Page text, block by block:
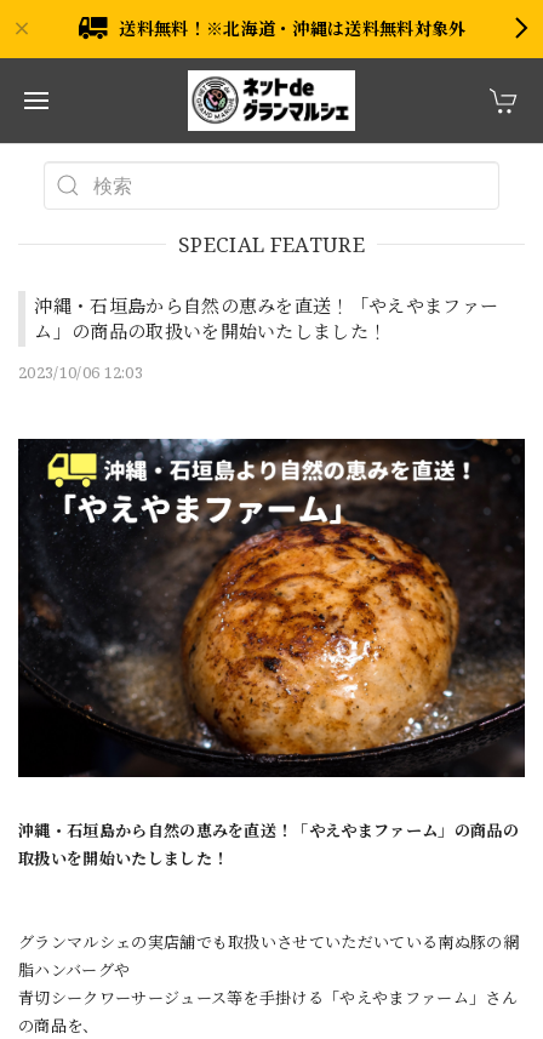
送料無料！※北海道・沖縄は送料無料対象外
SPECIAL FEATURE
沖縄・石垣島から自然の恵みを直送！「やえやまファー
ム」の商品の取扱いを開始いたしました！
2023/10/06 12:03
沖縄・石垣島から自然の恵みを直送！「やえやまファーム」の商品の
取扱いを開始いたしました！
グランマルシェの実店舗でも取扱いさせていただいている南ぬ豚の網
脂ハンバーグや
青切シークワーサージュース等を手掛ける「やえやまファーム」さん
の商品を、